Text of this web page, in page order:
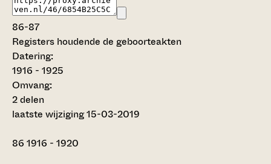
86-87
Registers houdende de geboorteakten
Datering:
1916 - 1925
Omvang:
2 delen
laatste wijziging 15-03-2019
86 1916 - 1920